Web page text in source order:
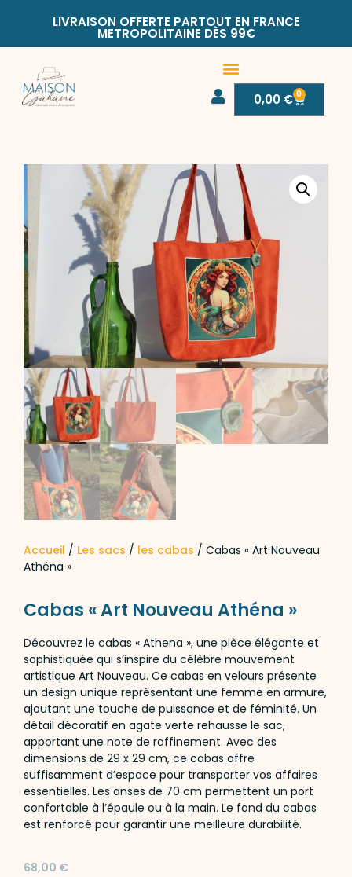
LIVRAISON OFFERTE PARTOUT EN FRANCE
METROPOLITAINE DÈS 99€
0,00 € 0
Accueil / Les sacs / les cabas / Cabas « Art Nouveau
Athéna »
Cabas « Art Nouveau Athéna »
Découvrez le cabas « Athena », une pièce élégante et
sophistiquée qui s’inspire du célèbre mouvement
artistique Art Nouveau. Ce cabas en velours présente
un design unique représentant une femme en armure,
ajoutant une touche de puissance et de féminité. Un
détail décoratif en agate verte rehausse le sac,
apportant une note de raffinement. Avec des
dimensions de 29 x 29 cm, ce cabas offre
suffisamment d’espace pour transporter vos affaires
essentielles. Les anses de 70 cm permettent un port
confortable à l’épaule ou à la main. Le fond du cabas
est renforcé pour garantir une meilleure durabilité.
68,00 €